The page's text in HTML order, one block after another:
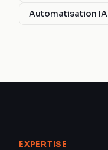
Automatisation IA
EXPERTISE